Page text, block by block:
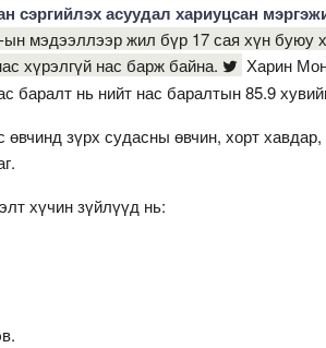
сэргийлэх асуудал хариуцсан
мэдээллээр жил бүр 17 сая хүн буюу
хүрэлгүй нас барж байна.
Харин
баралт нь нийт нас баралтын 85.9
зүрх судасны өвчин, хорт
хүчин зүйлүүд нь: